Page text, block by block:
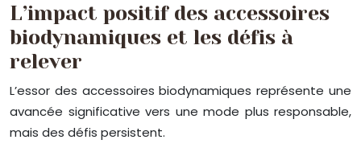
L’impact positif des accessoires
biodynamiques et les défis à
relever
L’essor des accessoires biodynamiques représente une
avancée significative vers une mode plus responsable,
mais des défis persistent.